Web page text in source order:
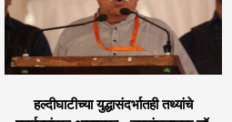
हल्दीघाटीच्या युद्धासंदर्भातही तथ्यांचे